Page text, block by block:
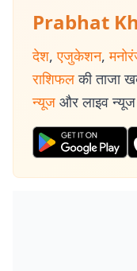
Prabhat
देश, एजुकेशन,
राशिफल की ताजा
न्यूज और लाइव